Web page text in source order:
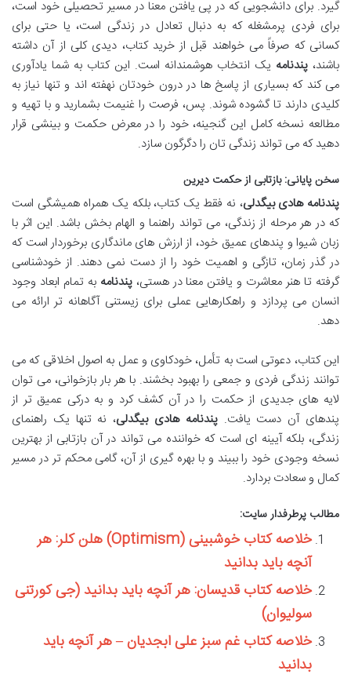
گیرد. برای دانشجویی که در پی یافتن معنا در مسیر تحصیلی خود است،
برای فردی پرمشغله که به دنبال تعادل در زندگی است، یا حتی برای
کسانی که صرفاً می خواهند قبل از خرید کتاب، دیدی کلی از آن داشته
باشند، پندنامه یک انتخاب هوشمندانه است. این کتاب به شما یادآوری
می کند که بسیاری از پاسخ ها در درون خودتان نهفته اند و تنها نیاز به
کلیدی دارند تا گشوده شوند. پس، فرصت را غنیمت بشمارید و با تهیه و
مطالعه نسخه کامل این گنجینه، خود را در معرض حکمت و بینشی قرار
دهید که می تواند زندگی تان را دگرگون سازد.
سخن پایانی: بازتابی از حکمت دیرین
پندنامه هادی بیگدلی، نه فقط یک کتاب، بلکه یک همراه همیشگی است
که در هر مرحله از زندگی، می تواند راهنما و الهام بخش باشد. این اثر با
زبان شیوا و پندهای عمیق خود، از ارزش های ماندگاری برخوردار است که
در گذر زمان، تازگی و اهمیت خود را از دست نمی دهند. از خودشناسی
گرفته تا هنر معاشرت و یافتن معنا در هستی،پندنامه به تمام ابعاد وجود
انسان می پردازد و راهکارهایی عملی برای زیستنی آگاهانه تر ارائه می
دهد.
این کتاب، دعوتی است به تأمل، خودکاوی و عمل به اصول اخلاقی که می
توانند زندگی فردی و جمعی را بهبود بخشند. با هر بار بازخوانی، می توان
لایه های جدیدی از حکمت را در آن کشف کرد و به درکی عمیق تر از
پندهای آن دست یافت.پندنامه هادی بیگدلی، نه تنها یک راهنمای
زندگی، بلکه آیينه ای است که خواننده می تواند در آن بازتابی از بهترین
نسخه وجودی خود را ببیند و با بهره گیری از آن، گامی محکم تر در مسیر
کمال و سعادت بردارد.
مطالب پرطرفدار سایت:
خلاصه کتاب خوشبینی (Optimism) هلن کلر: هر
آنچه باید بدانید
خلاصه کتاب قدیسان: هر آنچه باید بدانید (جی کورتنی
سولیوان)
خلاصه کتاب غم سبز علی ابجدیان – هر آنچه باید
بدانید